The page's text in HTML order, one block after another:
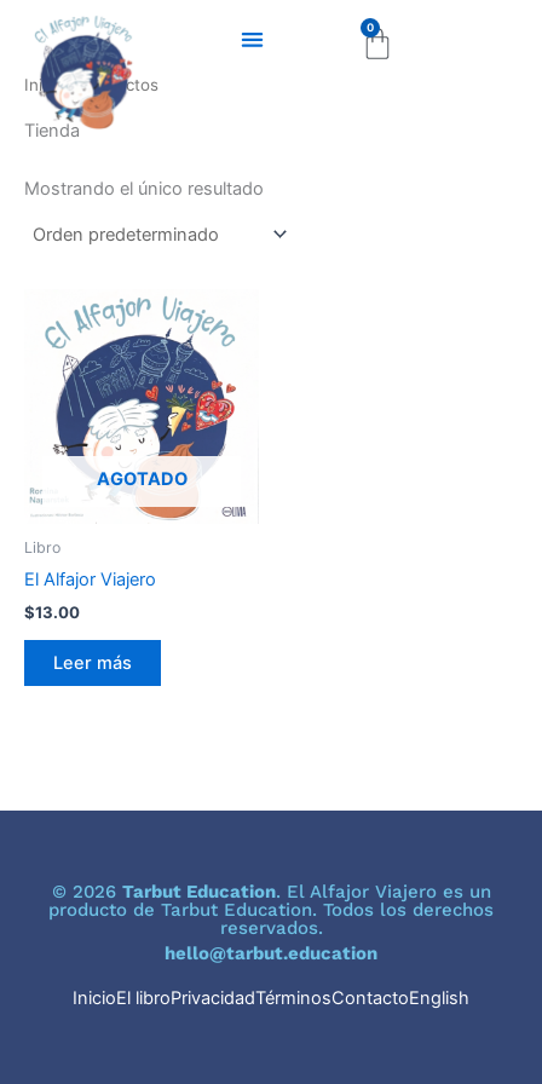
contenido
0
Cart
Inicio/ Productos
Tienda
Mostrando el único resultado
AGOTADO
Libro
El Alfajor Viajero
$13.00
Leer más
© 2026 Tarbut Education. El Alfajor Viajero es un
producto de Tarbut Education. Todos los derechos
reservados.
hello@tarbut.education
InicioEl libroPrivacidadTérminosContactoEnglish